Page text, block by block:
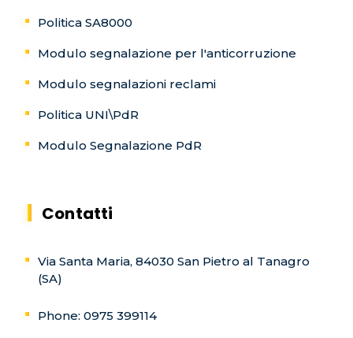
Politica SA8000
Modulo segnalazione per l'anticorruzione
Modulo segnalazioni reclami
Politica UNI\PdR
Modulo Segnalazione PdR
Contatti
Via Santa Maria, 84030 San Pietro al Tanagro
(SA)
Phone: 0975 399114